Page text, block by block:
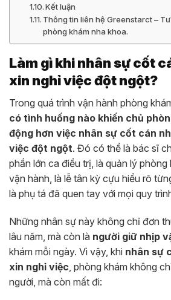
Kết luận
Thông tin liên hệ Greenstarct –
phòng khám nha khoa.
Làm gì khi nhân sự cốt
xin nghỉ việc đột ngột?
Trong quá trình vận hành phòng
có tình huống nào khiến chủ
động hơn việc nhân sự cốt cán
việc đột ngột. Đó có thể là bác sĩ
phần lớn ca điều trị, là quản lý
vận hành, là lễ tân kỳ cựu hiểu rõ
là phụ tá đã quen tay với mọi quy
Những nhân sự này không chỉ đơn
lâu năm, mà còn là người giữ nhịp
khám mỗi ngày. Vì vậy, khi nhân sự
xin nghỉ việc , phòng khám không
người, mà còn mất đi: